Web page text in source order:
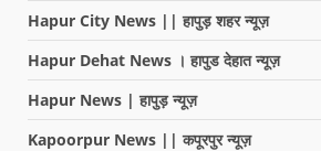
Hapur City News || हापुड़ शहर न्यूज़
Hapur Dehat News । हापुड देहात न्यूज़
Hapur News | हापुड़ न्यूज़
Kapoorpur News || कपूरपुर न्यूज़